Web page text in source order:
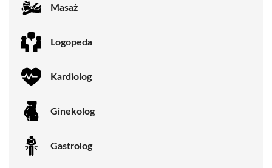
Masaż
Logopeda
Kardiolog
Ginekolog
Gastrolog